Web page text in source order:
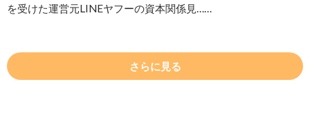
を受けた運営元LINEヤフーの資本関係見……
さらに見る